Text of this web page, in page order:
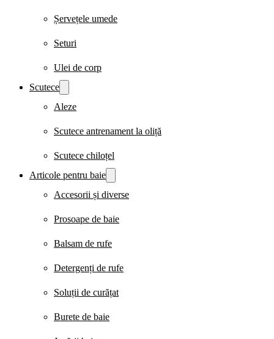
Șervețele umede
Seturi
Ulei de corp
Scutece
Aleze
Scutece antrenament la oliță
Scutece chiloțel
Articole pentru baie
Accesorii și diverse
Prosoape de baie
Balsam de rufe
Detergenți de rufe
Soluții de curățat
Burete de baie